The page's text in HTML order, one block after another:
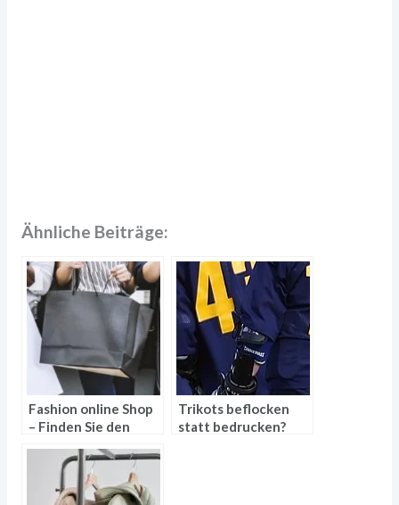
Ähnliche Beiträge:
Fashion online Shop
– Finden Sie den
Trikots beflocken
statt bedrucken?